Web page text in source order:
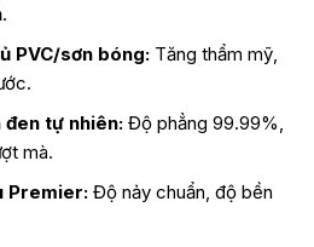
PVC/sơn bóng: Tăng thẩm mỹ,
đen tự nhiên: Độ phẳng 99.99%,
mà.
Premier: Độ nảy chuẩn, độ bền